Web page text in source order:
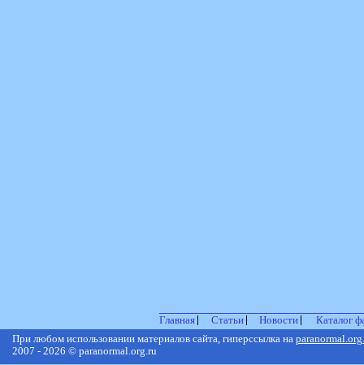
Главная Статьи Новости
Каталог
При любом использовании материалов сайта, гиперссылка на
2007 - 2026 © paranormal.org.ru